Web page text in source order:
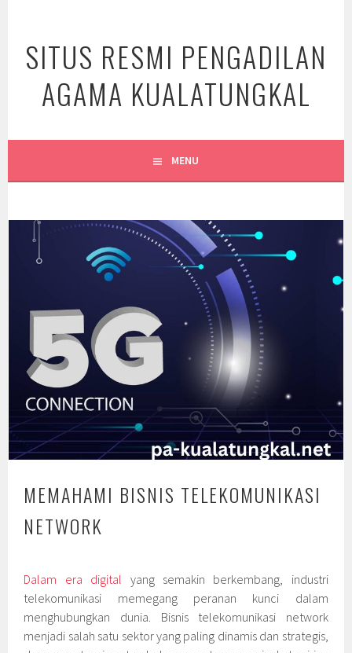
content
SITUS RESMI PENGADILAN
AGAMA KUALATUNGKAL
MENU
MEMAHAMI BISNIS TELEKOMUNIKASI
NETWORK
Dalam era digital
yang semakin berkembang, industri
telekomunikasi memegang peranan kunci dalam
menghubungkan dunia. Bisnis telekomunikasi network
menjadi salah satu sektor yang paling dinamis dan strategis,